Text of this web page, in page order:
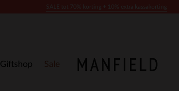
Giftshop Sale